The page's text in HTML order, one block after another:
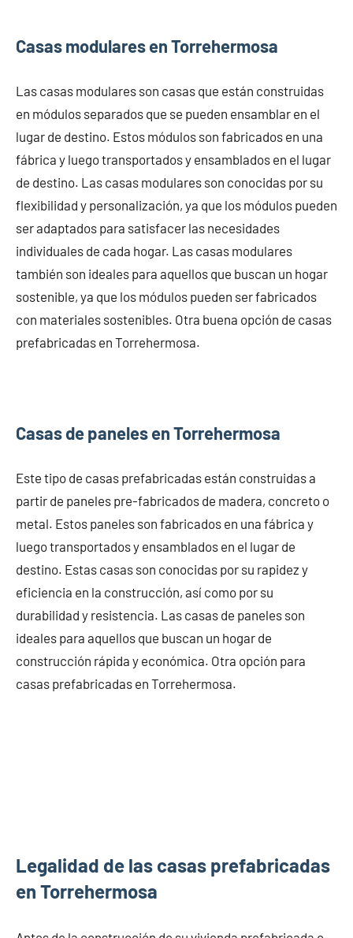
Casas modulares en Torrehermosa
Las casas modulares son casas que están construidas
en módulos separados que se pueden ensamblar en el
lugar de destino. Estos módulos son fabricados en una
fábrica y luego transportados y ensamblados en el lugar
de destino. Las casas modulares son conocidas por su
flexibilidad y personalización, ya que los módulos pueden
ser adaptados para satisfacer las necesidades
individuales de cada hogar. Las casas modulares
también son ideales para aquellos que buscan un hogar
sostenible, ya que los módulos pueden ser fabricados
con materiales sostenibles. Otra buena opción de casas
prefabricadas en Torrehermosa.
Casas de paneles en Torrehermosa
Este tipo de casas prefabricadas están construidas a
partir de paneles pre-fabricados de madera, concreto o
metal. Estos paneles son fabricados en una fábrica y
luego transportados y ensamblados en el lugar de
destino. Estas casas son conocidas por su rapidez y
eficiencia en la construcción, así como por su
durabilidad y resistencia. Las casas de paneles son
ideales para aquellos que buscan un hogar de
construcción rápida y económica. Otra opción para
casas prefabricadas en Torrehermosa.
Legalidad de las casas prefabricadas
en Torrehermosa